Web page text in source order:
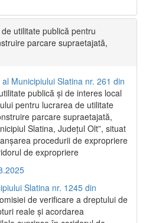
utilitate publică pentru
parcare supraetajată,
Municipiului Slatina nr. 261 din
publică și de interes local
pentru lucrarea de utilitate
parcare supraetajată,
Slatina, Județul Olt”, situat
procedurii de expropriere
de expropriere
Slatina nr. 1245 din
de verificare a dreptului de
reale și acordarea